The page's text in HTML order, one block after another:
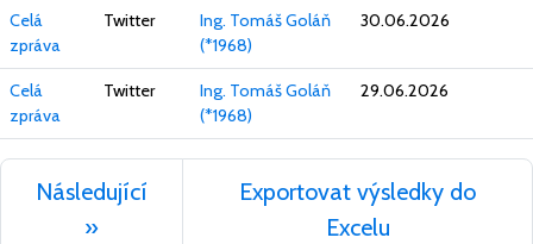
Celá
zpráva
Twitter
Ing. Tomáš Goláň
(*1968)
30.06.2026
Celá
zpráva
Twitter
Ing. Tomáš Goláň
(*1968)
29.06.2026
Následující
»
Exportovat výsledky do
Excelu